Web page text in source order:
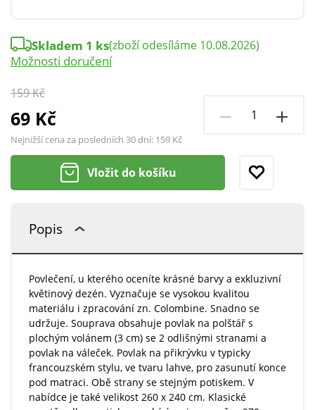
159 Kč
69 Kč
Nejnižší cena za posledních 30 dní: 159 Kč
Skladem 1 ks(zboží odesíláme 10.08.2026)
Možnosti doručení
Vložit do košíku
Popis
Povlečení, u kterého oceníte krásné barvy a exkluzivní
květinový dezén. Vyznačuje se vysokou kvalitou
materiálu i zpracování zn. Colombine. Snadno se
udržuje. Souprava obsahuje povlak na polštář s
plochým volánem (3 cm) se 2 odlišnými stranami a
povlak na váleček. Povlak na přikrývku v typicky
francouzském stylu, ve tvaru lahve, pro zasunutí konce
pod matraci. Obě strany se stejným potiskem. V
nabídce je také velikost 260 x 240 cm. Klasické